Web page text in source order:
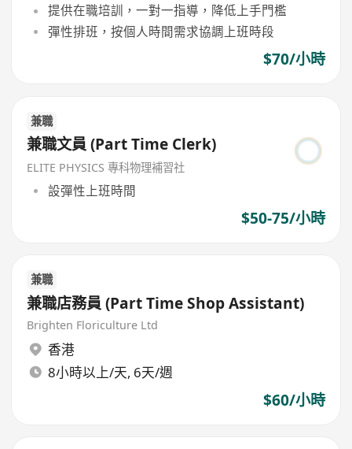
提供在職培訓，一對一指導，降低上手門檻
彈性排班，按個人時間需求協調上班時段
$70/小時
兼職
兼職文員 (Part Time Clerk)
ELITE PHYSICS 專科物理補習社
設彈性上班時間
$50-75/小時
兼職
兼職店務員 (Part Time Shop Assistant)
Brighten Floriculture Ltd
香港
8小時以上/天, 6天/週
$60/小時